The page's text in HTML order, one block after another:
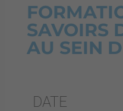
SAVOIRS
AU SEIN
DATE